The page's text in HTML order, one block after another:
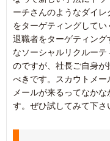
ーチさんのようなダイ
をターゲティングして
退職者をターゲティング
なソーシャルリクルー
のですが、社長ご自身
べきです。スカウトメ
メールが来るってなか
す。ぜひ試してみて下さ